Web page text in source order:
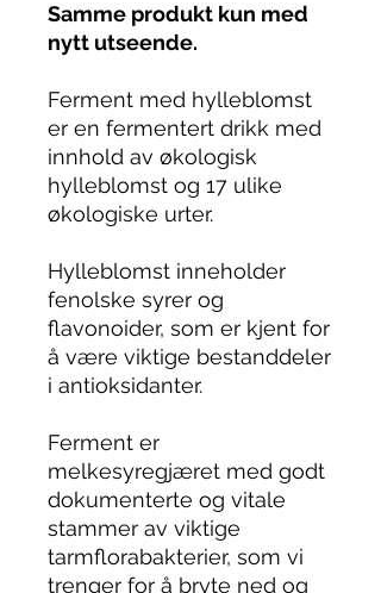
Samme produkt kun med
nytt utseende.
Ferment med hylleblomst
er en fermentert drikk med
innhold av økologisk
hylleblomst og 17 ulike
økologiske urter.
Hylleblomst inneholder
fenolske syrer og
flavonoider, som er kjent for
å være viktige bestanddeler
i antioksidanter.
Ferment er
melkesyregjæret med godt
dokumenterte og vitale
stammer av viktige
tarmflorabakterier, som vi
trenger for å bryte ned og